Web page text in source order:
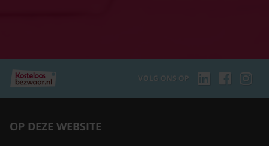
VOLG ONS OP
OP DEZE WEBSITE